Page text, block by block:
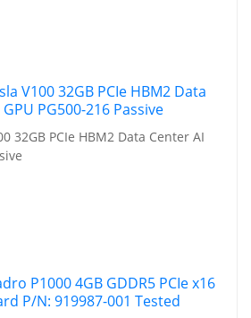
32GB PCIe HBM2 Data Center AI